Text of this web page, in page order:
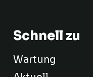
Schnell zu
Wartung